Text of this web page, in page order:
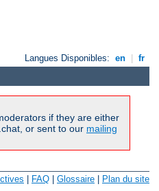
Langues Disponibles: en fr
if they are either
or sent to our mailing
| FAQ | Glossaire | Plan du site